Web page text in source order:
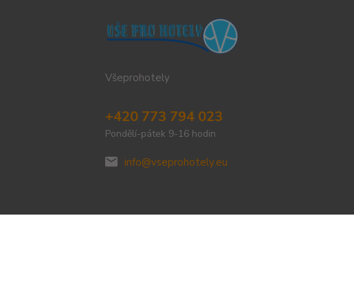
Všeprohotely
+420 773 794 023
Pondělí-pátek 9-16 hodin
info@vseprohotely.eu